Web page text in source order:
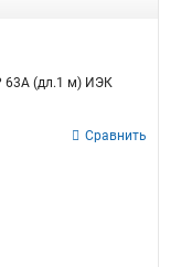
63А (дл.1 м) ИЭК
Сравнить